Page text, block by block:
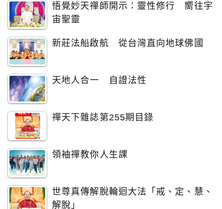
悟覺妙天禪師開示：靈性修行 嚮往宇
宙聖靈
新莊法船啟航 從台灣直向地球佛國
天地人合一 自證法性
禪天下雜誌第255期目錄
領袖禪教你人生課
世尊真傳解脫輪迴大法「戒、定、慧、
解脫」